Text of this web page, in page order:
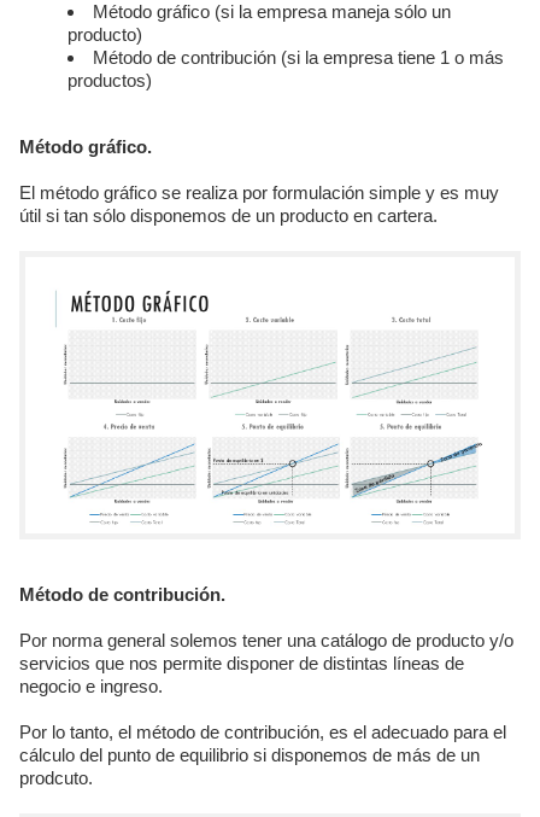
Método gráfico (si la empresa maneja sólo un
producto)
Método de contribución (si la empresa tiene 1 o más
productos)
Método gráfico.
El método gráfico se realiza por formulación simple y es muy
útil si tan sólo disponemos de un producto en cartera.
Método de contribución.
Por norma general solemos tener una catálogo de producto y/o
servicios que nos permite disponer de distintas líneas de
negocio e ingreso.
Por lo tanto, el método de contribución, es el adecuado para el
cálculo del punto de equilibrio si disponemos de más de un
prodcuto.